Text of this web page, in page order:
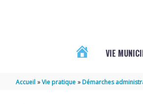
VIE
Accueil Vie pratique Démarches